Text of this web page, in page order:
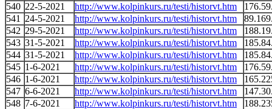
540 22-5-2021 http://www.kolpinkurs.ru/testi/historvt.htm
541
24-5-2021 http://www.kolpinkurs.ru/testi/historvt.htm
542 29-5-2021 http://www.kolpinkurs.ru/testi/historvt.htm
543 31-5-2021 http://www.kolpinkurs.ru/testi/historvt.htm
544 31-5-2021 http://www.kolpinkurs.ru/testi/historvt.htm
545 1-6-2021 http://www.kolpinkurs.ru/testi/historvt.htm
546 1-6-2021 http://www.kolpinkurs.ru/testi/historvt.htm
547 6-6-2021 http://www.kolpinkurs.ru/testi/historvt.htm
548 7-6-2021 http://www.kolpinkurs.ru/testi/historvt.htm